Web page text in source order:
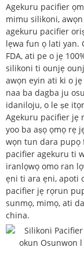
Agekuru pacifier
mimu silikoni,
agekuru pacifier
lẹwa fun ọ lati yan.
FDA, ati pe o jẹ
silikoni ti ounjẹ
awọn eyin ati ki o
naa ba dagba ju
idaniloju, o le ṣe
Agekuru pacifier jẹ
yoo ba aṣọ ọmọ rẹ
wọn tun dara pupọ
pacifier agekuru ti
iranlọwọ omo ran
ẹni ti ara ẹni, apoti
pacifier jẹ rọrun
sunmọ, mimọ, ati
china.